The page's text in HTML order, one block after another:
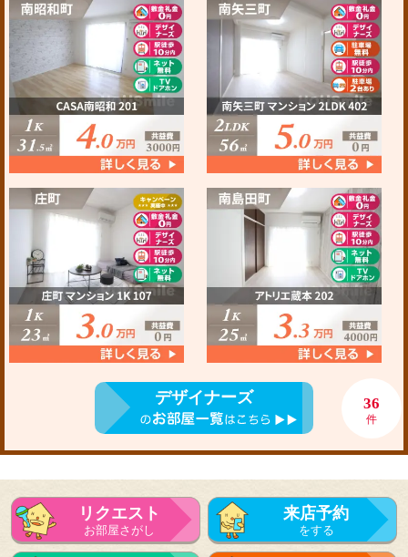
デザイナーズ 36
件
リクエスト
お部屋さがし
来店予約
をする